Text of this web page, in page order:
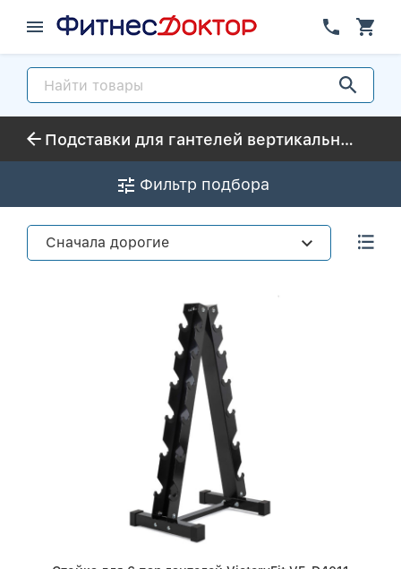
Подставки для гантелей вертикальные (елочка)
Фильтр подбора
Сначала дорогие